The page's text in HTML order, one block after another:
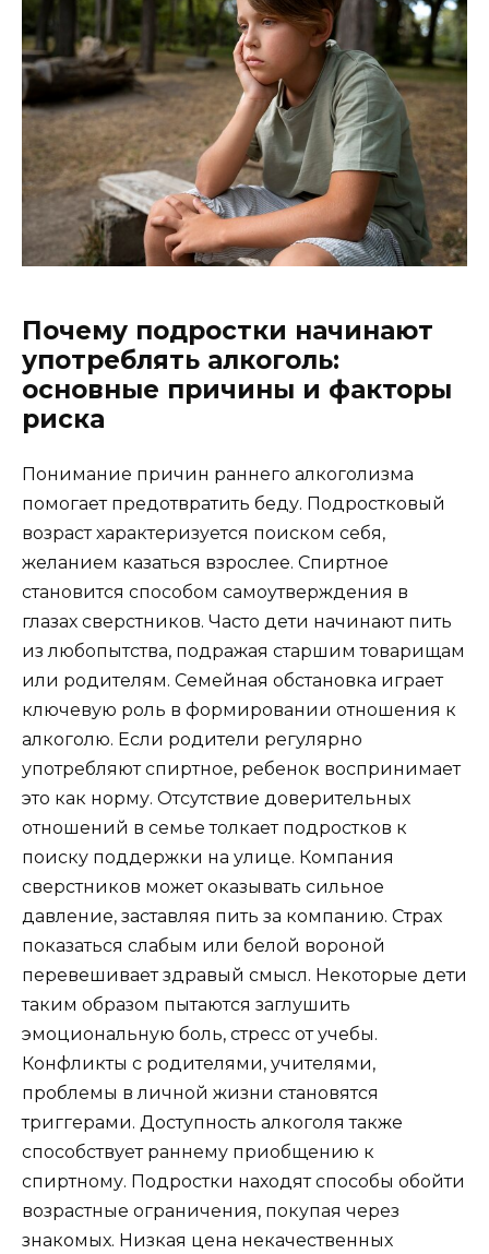
Почему подростки начинают
употреблять алкоголь:
основные причины и факторы
риска
Понимание причин раннего алкоголизма
помогает предотвратить беду. Подростковый
возраст характеризуется поиском себя,
желанием казаться взрослее. Спиртное
становится способом самоутверждения в
глазах сверстников. Часто дети начинают пить
из любопытства, подражая старшим товарищам
или родителям. Семейная обстановка играет
ключевую роль в формировании отношения к
алкоголю. Если родители регулярно
употребляют спиртное, ребенок воспринимает
это как норму. Отсутствие доверительных
отношений в семье толкает подростков к
поиску поддержки на улице. Компания
сверстников может оказывать сильное
давление, заставляя пить за компанию. Страх
показаться слабым или белой вороной
перевешивает здравый смысл. Некоторые дети
таким образом пытаются заглушить
эмоциональную боль, стресс от учебы.
Конфликты с родителями, учителями,
проблемы в личной жизни становятся
триггерами. Доступность алкоголя также
способствует раннему приобщению к
спиртному. Подростки находят способы обойти
возрастные ограничения, покупая через
знакомых. Низкая цена некачественных